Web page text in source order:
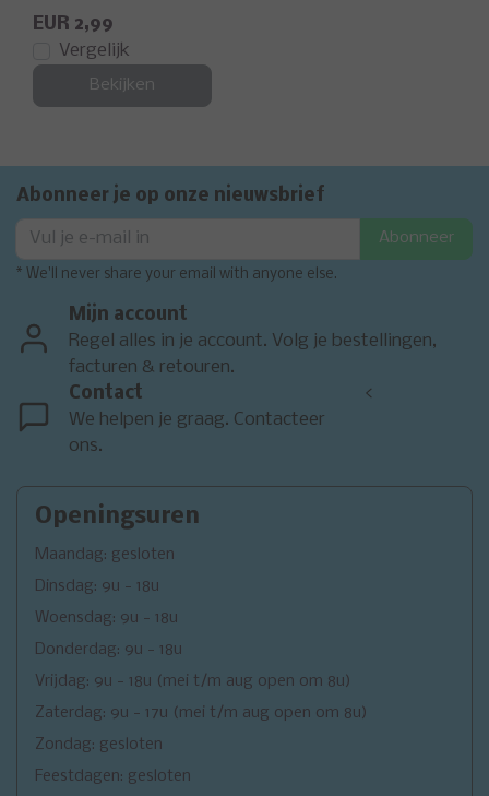
EUR 2,99
Vergelijk
Bekijken
Abonneer je op onze nieuwsbrief
Abonneer
* We'll never share your email with anyone else.
Mijn account
Regel alles in je account. Volg je bestellingen,
facturen & retouren.
Contact
We helpen je graag. Contacteer
ons.
<
Openingsuren
Maandag: gesloten
Dinsdag: 9u - 18u
Woensdag: 9u - 18u
Donderdag: 9u - 18u
Vrijdag: 9u - 18u (mei t/m aug open om 8u)
Zaterdag: 9u - 17u (mei t/m aug open om 8u)
Zondag: gesloten
Feestdagen: gesloten